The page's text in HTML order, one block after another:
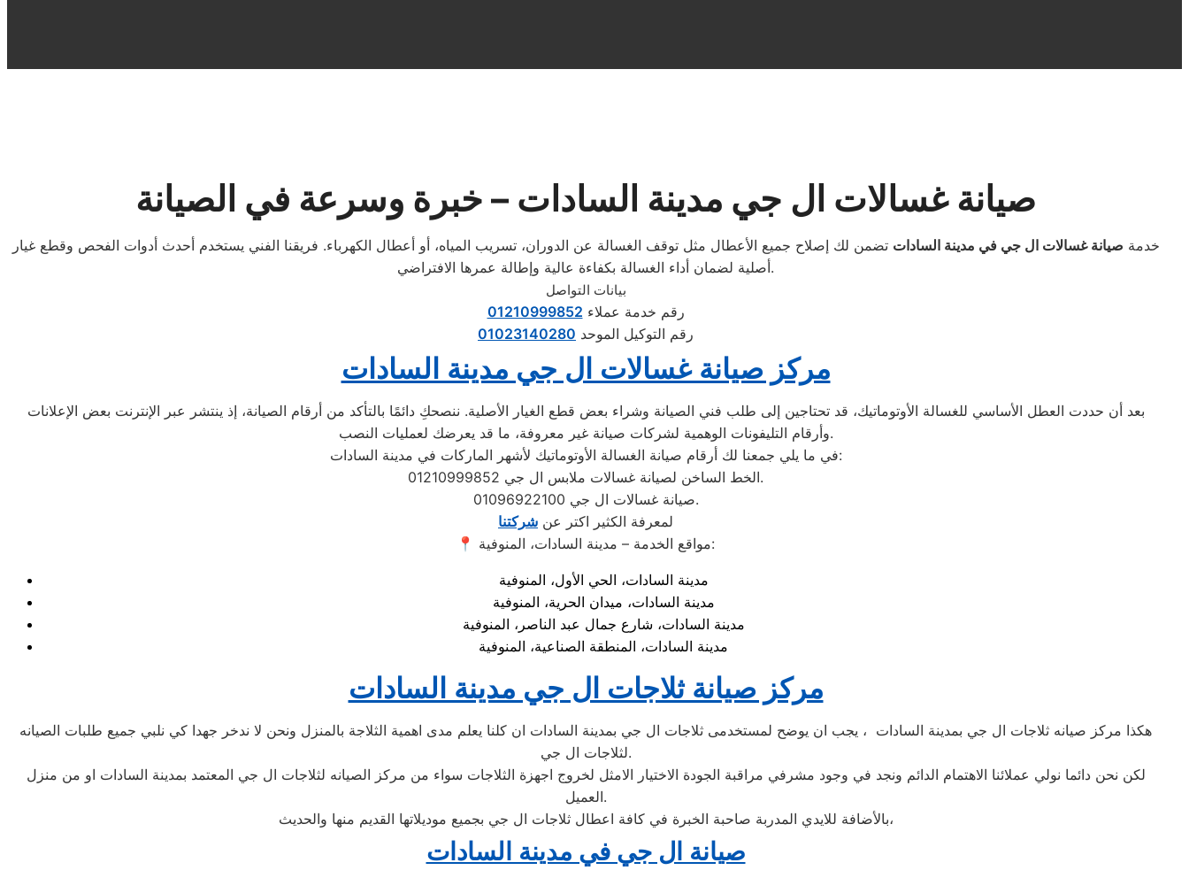
صيانة غسالات ال جي مدينة السادات – خبرة وسرعة في الصيانة
خدمة صيانة غسالات ال جي في مدينة السادات تضمن لك إصلاح جميع الأعطال مثل توقف الغسالة عن الدوران، تسريب المياه، أو أعطال الكهرباء. فريقنا الفني يستخدم أحدث أدوات الفحص وقطع غيار
أصلية لضمان أداء الغسالة بكفاءة عالية وإطالة عمرها الافتراضي.
بيانات التواصل
رقم خدمة عملاء 01210999852
رقم التوكيل الموحد 01023140280
مركز صيانة غسالات ال جي مدينة السادات
بعد أن حددت العطل الأساسي للغسالة الأوتوماتيك، قد تحتاجين إلى طلب فني الصيانة وشراء بعض قطع الغيار الأصلية. ننصحكِ دائمًا بالتأكد من أرقام الصيانة، إذ ينتشر عبر الإنترنت بعض الإعلانات
وأرقام التليفونات الوهمية لشركات صيانة غير معروفة، ما قد يعرضك لعمليات النصب.
في ما يلي جمعنا لك أرقام صيانة الغسالة الأوتوماتيك لأشهر الماركات في مدينة السادات:
الخط الساخن لصيانة غسالات ملابس ال جي 01210999852.
صيانة غسالات ال جي 01096922100.
لمعرفة الكثير اكتر عن شركتنا
📍 مواقع الخدمة – مدينة السادات، المنوفية:
مدينة السادات، الحي الأول، المنوفية
مدينة السادات، ميدان الحرية، المنوفية
مدينة السادات، شارع جمال عبد الناصر، المنوفية
مدينة السادات، المنطقة الصناعية، المنوفية
مركز صيانة ثلاجات ال جي مدينة السادات
هكذا مركز صيانه ثلاجات ال جي بمدينة السادات ، يجب ان يوضح لمستخدمى ثلاجات ال جي بمدينة السادات ان كلنا يعلم مدى اهمية الثلاجة بالمنزل ونحن لا ندخر جهدا كي نلبي جميع طلبات الصيانه
لثلاجات ال جي.
لكن نحن دائما نولي عملائنا الاهتمام الدائم ونجد في وجود مشرفي مراقبة الجودة الاختيار الامثل لخروج اجهزة الثلاجات سواء من مركز الصيانه لثلاجات ال جي المعتمد بمدينة السادات او من منزل
العميل.
بالأضافة للايدي المدربة صاحبة الخبرة في كافة اعطال ثلاجات ال جي بجميع موديلاتها القديم منها والحديث،
صيانة ال جي في مدينة السادات